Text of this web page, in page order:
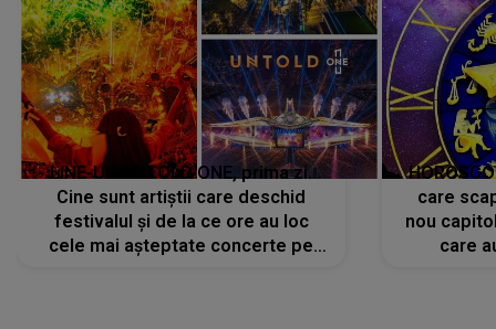
LINE-UP UNTOLD ONE, prima zi.
Cine sunt artiștii care deschid
festivalul și de la ce ore au loc
cele mai așteptate concerte pe
care
nou
care